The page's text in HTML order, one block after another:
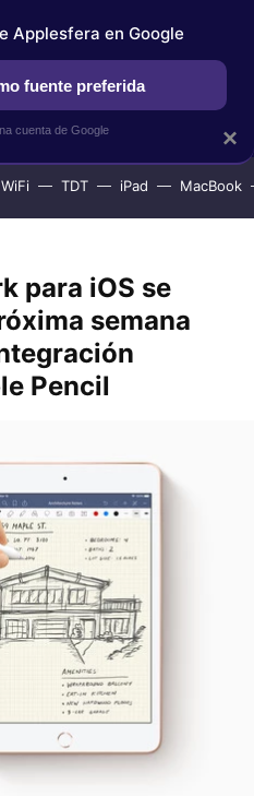
SELECCIÓN
WiFi TDT iPad MacBook
para iOS se
semana
Pencil
×
Applesfera en Google
fuente preferida
cuenta de Google